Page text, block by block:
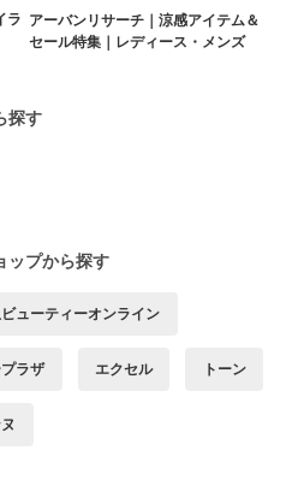
ラ アーバンリサーチ｜涼感アイテム＆
セール特集｜レディース・メンズ
探す
ップから探す
ューティーオンライン
ラザ エクセル トーン